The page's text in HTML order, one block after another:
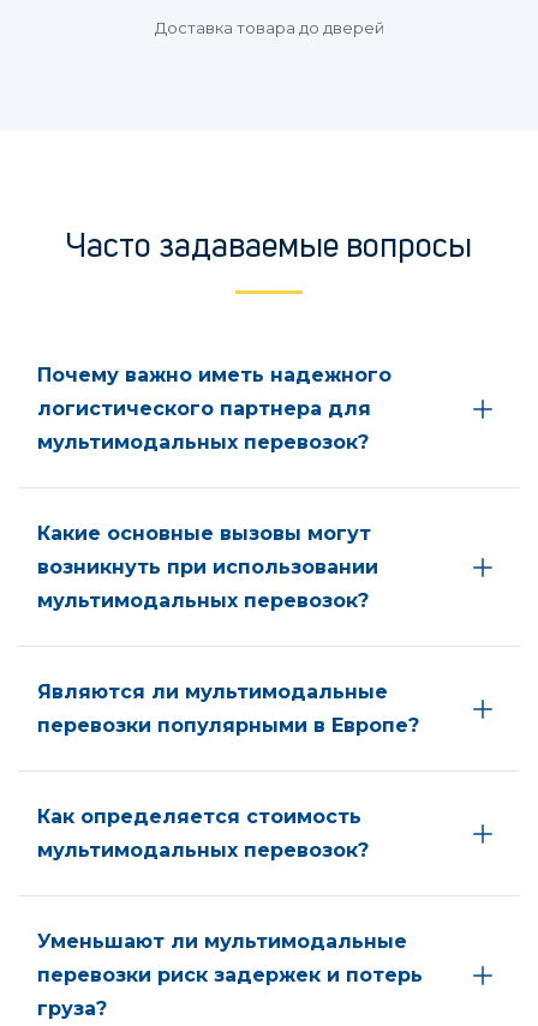
Доставка товара до дверей
Часто задаваемые вопросы
Почему важно иметь надежного
логистического партнера для
мультимодальных перевозок?
Какие основные вызовы могут
возникнуть при использовании
мультимодальных перевозок?
Являются ли мультимодальные
перевозки популярными в Европе?
Как определяется стоимость
мультимодальных перевозок?
Уменьшают ли мультимодальные
перевозки риск задержек и потерь
груза?